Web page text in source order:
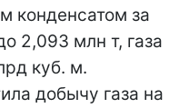
конденсатом за
2,093 млн т, газа
куб. м.
добычу газа на